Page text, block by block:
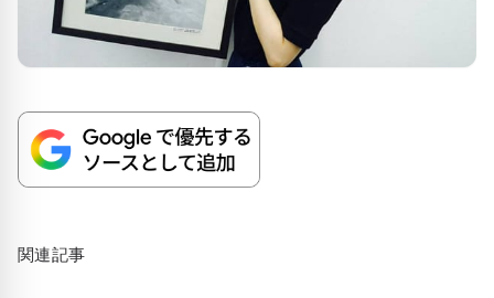
関連記事